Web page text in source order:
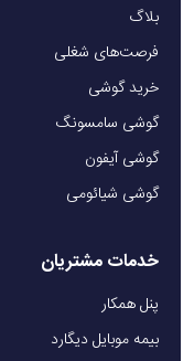
بلاگ
فرصت‌های شغلی
خرید گوشی
گوشی سامسونگ
گوشی آیفون
گوشی شیائومی
خدمات مشتریان
پنل همکار
بیمه موبایل دیگارد